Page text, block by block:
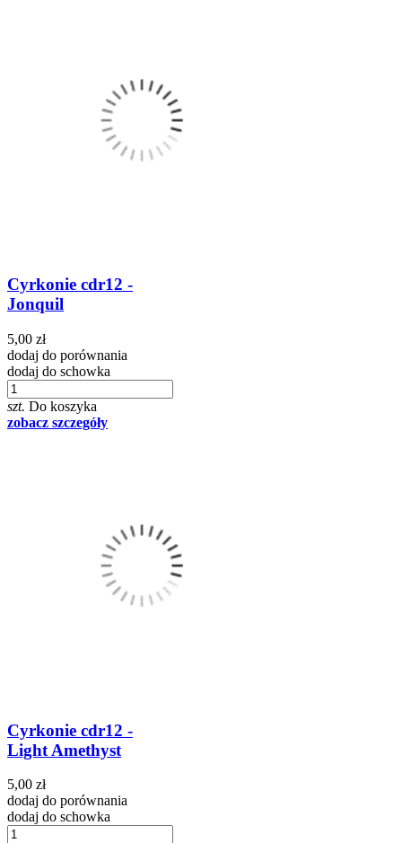
Cyrkonie cdr12 -
Jonquil
5,00 zł
dodaj do porównania
dodaj do schowka
szt. Do koszyka
zobacz szczegóły
Cyrkonie cdr12 -
Light Amethyst
5,00 zł
dodaj do porównania
dodaj do schowka